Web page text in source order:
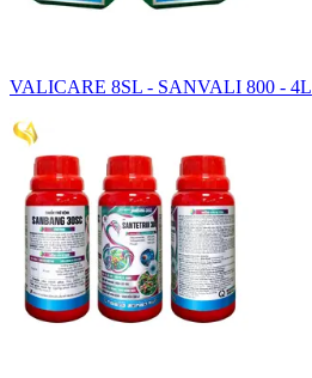
VALICARE 8SL - SANVALI 800 - 4L